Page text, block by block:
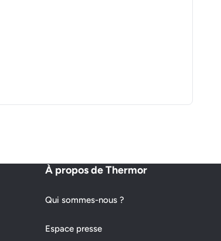
À propos de Thermor
Qui sommes-nous ?
Espace presse